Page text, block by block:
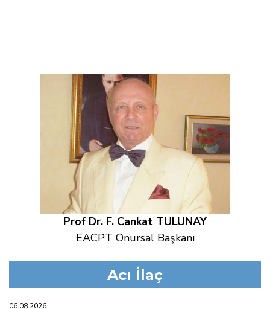
Prof Dr. F. Cankat TULUNAY
EACPT Onursal Başkanı
Acı İlaç
06.08.2026